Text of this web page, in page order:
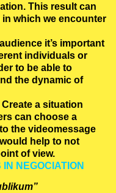
This result can
which we encounter
it’s important
individuals or
to be able to
the dynamic of
a situation
can choose a
the videomessage
help to not
of view.
NEGOCIATION